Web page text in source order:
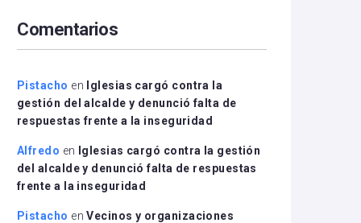
disminuir
el
Comentarios
Pistacho en
Iglesias cargó contra la
gestión del alcalde y denunció falta de
respuestas frente a la inseguridad
Alfredo en
Iglesias cargó contra la gestión
del alcalde y denunció falta de respuestas
frente a la inseguridad
Pistacho enVecinos y organizaciones